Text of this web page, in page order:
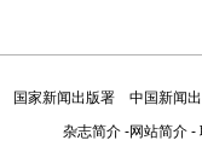
国家新闻出版署
中国新闻
杂志简介-网站简介-